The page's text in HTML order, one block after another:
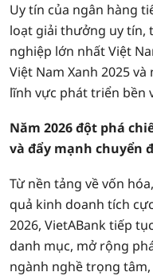
Uy tín của ngân hàng
loạt giải thưởng uy tín,
nghiệp lớn nhất Việt
Việt Nam Xanh 2025
lĩnh vực phát triển bền
Năm 2026 đột phá
và đẩy mạnh chuyển
Từ nền tảng về vốn
quả kinh doanh tích
2026, VietABank tiếp
danh mục, mở rộng
ngành nghề trọng